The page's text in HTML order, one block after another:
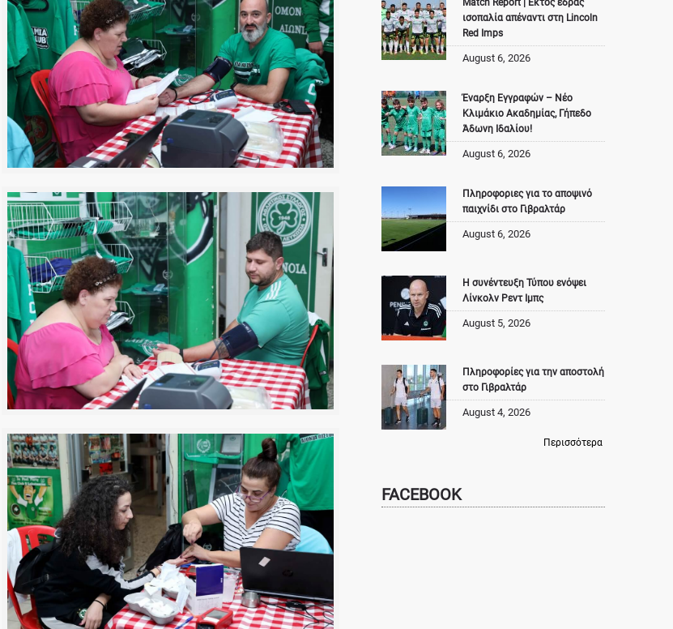
Match Report | Εκτός έδρας
ισοπαλία απέναντι στη Lincoln
Red Imps
August 6, 2026
Έναρξη Εγγραφών – Νέο
Κλιμάκιο Ακαδημίας, Γήπεδο
Άδωνη Ιδαλίου!
August 6, 2026
Πληροφοριες για το αποψινό
παιχνίδι στο Γιβραλτάρ
August 6, 2026
Η συνέντευξη Τύπου ενόψει
Λίνκολν Ρεντ Ιμπς
August 5, 2026
Πληροφορίες για την αποστολή
στο Γιβραλτάρ
August 4, 2026
Περισσότερα
FACEBOOK